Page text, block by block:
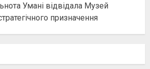
Умані відвідала Музей
призначення